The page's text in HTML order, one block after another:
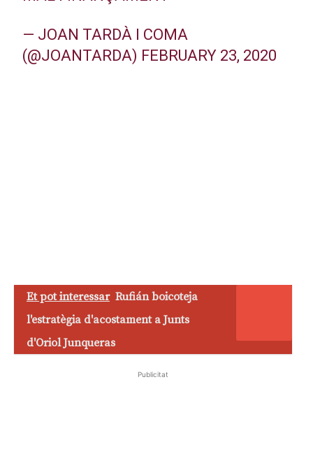
— JOAN TARDÀ I COMA
(@JOANTARDA) FEBRUARY 23, 2020
Et pot interessar Rufián boicoteja
l'estratègia d'acostament a Junts
d'Oriol Junqueras
Publicitat